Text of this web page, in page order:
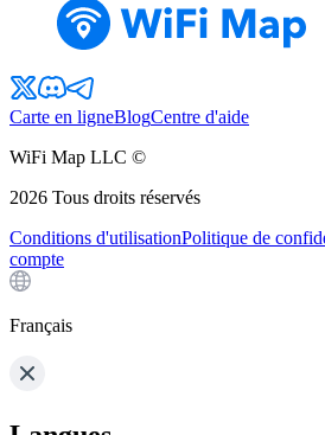
Carte en ligneBlogCentre d'aide
WiFi Map LLC ©
2026 Tous droits réservés
Conditions d'utilisationPolitique de
compte
Français